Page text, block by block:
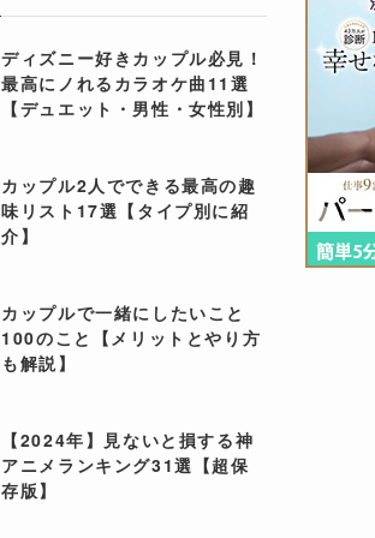
ディズニー好きカップル必見！
最高にノれるカラオケ曲11選
【デュエット・男性・女性別】
カップル2人でできる最高の趣
味リスト17選【タイプ別に紹
介】
カップルで一緒にしたいこと
100のこと【メリットとやり方
も解説】
【2024年】見ないと損する神
アニメランキング31選【超保
存版】